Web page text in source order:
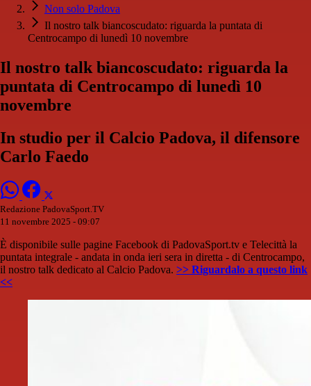
Non solo Padova
Il nostro talk biancoscudato: riguarda la puntata di
Centrocampo di lunedì 10 novembre
Il nostro talk biancoscudato: riguarda la
puntata di Centrocampo di lunedì 10
novembre
In studio per il Calcio Padova, il difensore
Carlo Faedo
Redazione PadovaSport.TV
11 novembre 2025 - 09:07
È disponibile sulle pagine Facebook di PadovaSport.tv e Telecittà la
puntata integrale - andata in onda ieri sera in diretta - di Centrocampo,
il nostro talk dedicato al Calcio Padova. >> Riguardalo a questo link
<<